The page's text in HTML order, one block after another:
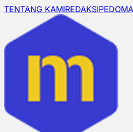
TENTANG KAMIREDAKSI